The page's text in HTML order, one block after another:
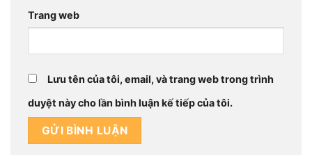
Trang web
Lưu tên của tôi, email, và trang web trong trình
duyệt này cho lần bình luận kế tiếp của tôi.